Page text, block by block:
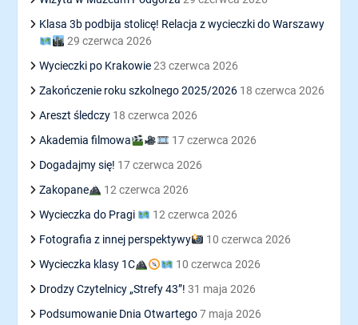
Klasa 3b podbija stolicę! Relacja z wycieczki do Warszawy
29 czerwca 2026
Wycieczki po Krakowie 23 czerwca 2026
Zakończenie roku szkolnego 2025/2026 18 czerwca 2026
Areszt śledczy 18 czerwca 2026
Akademia filmowa
17 czerwca 2026
Dogadajmy się! 17 czerwca 2026
Zakopane
12 czerwca 2026
Wycieczka do Pragi
12 czerwca 2026
Fotografia z innej perspektywy
10 czerwca 2026
Wycieczka klasy 1C
10 czerwca 2026
Drodzy Czytelnicy „Strefy 43”! 31 maja 2026
Podsumowanie Dnia Otwartego 7 maja 2026